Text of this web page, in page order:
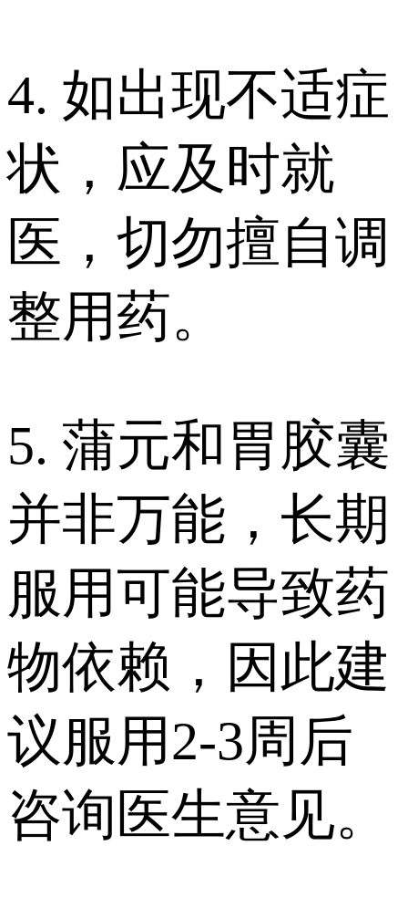
4. 如出现不适症
状，应及时就
医，切勿擅自调
整用药。
5. 蒲元和胃胶囊
并非万能，长期
服用可能导致药
物依赖，因此建
议服用2-3周后
咨询医生意见。